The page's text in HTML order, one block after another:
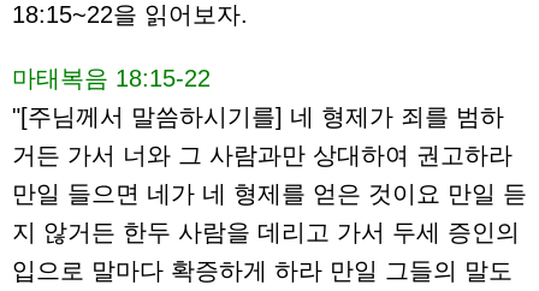
18:15~22을 읽어보자.
마태복음 18:15-22
"[주님께서 말씀하시기를] 네 형제가 죄를 범하
거든 가서 너와 그 사람과만 상대하여 권고하라
만일 들으면 네가 네 형제를 얻은 것이요 만일 듣
지 않거든 한두 사람을 데리고 가서 두세 증인의
입으로 말마다 확증하게 하라 만일 그들의 말도